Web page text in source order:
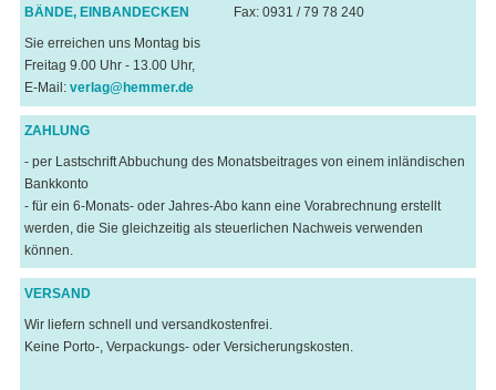
BÄNDE, EINBANDECKEN
Sie erreichen uns Montag bis
Freitag 9.00 Uhr - 13.00 Uhr,
E-Mail: verlag@hemmer.de
Fax: 0931 / 79 78 240
ZAHLUNG
- per Lastschrift Abbuchung des Monatsbeitrages von einem inländischen
Bankkonto
- für ein 6-Monats- oder Jahres-Abo kann eine Vorabrechnung erstellt
werden, die Sie gleichzeitig als steuerlichen Nachweis verwenden
können.
VERSAND
Wir liefern schnell und versandkostenfrei.
Keine Porto-, Verpackungs- oder Versicherungskosten.